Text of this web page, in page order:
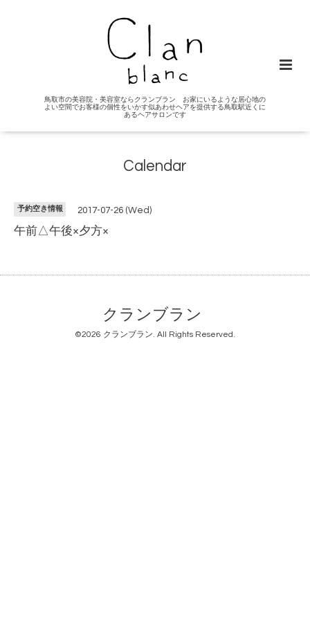
鳥取市の美容院・美容室ならクランブラン お家にいるような居心地の
よい空間でお客様の個性をいかす似あわせヘアを提供する鳥取駅近くに
あるヘアサロンです
Calendar
予約空き情報 2017-07-26 (Wed)
午前△午後×夕方×
クランブラン
©2026 クランブラン. All Rights Reserved.